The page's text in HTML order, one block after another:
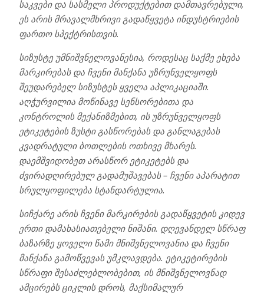
საკვები და სასმელი პროდუქტებით დამთავრებული,
ეს არის მრავალმხრივი გადაწყვეტა ინდუსტრიების
ფართო სპექტრისთვის.
სიზუსტე უმნიშვნელოვანესია, როდესაც საქმე ეხება
მარკირებას და ჩვენი მანქანა უზრუნველყოფს
შეუდარებელ სიზუსტეს ყველა აპლიკაციაში.
აღჭურვილია მოწინავე სენსორებითა და
კონტროლის მექანიზმებით, ის უზრუნველყოფს
ეტიკეტების ზუსტი გასწორებას და განლაგებას
კვადრატული ბოთლების ოთხივე მხარეს.
დაემშვიდობეთ არასწორ ეტიკეტებს და
ძვირადღირებულ გადამუშავებას – ჩვენი აპარატით
სრულყოფილება სტანდარტულია.
სიჩქარე არის ჩვენი მარკირების გადაწყვეტის კიდევ
ერთი დამახასიათებელი ნიშანი. დღევანდელ სწრაფ
ბაზარზე ყოველი წამი მნიშვნელოვანია და ჩვენი
მანქანა გამოწვევას უმკლავდება. ეტიკეტირების
სწრაფი შესაძლებლობებით, ის მნიშვნელოვნად
ამცირებს ციკლის დროს, მაქსიმალურ